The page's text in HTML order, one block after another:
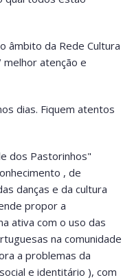
âmbito da Rede Cultura
atenção e
dias. Fiquem atentos
dos Pastorinhos"
, de
danças e da cultura
propor a
ativa com o uso das
na comunidade
a problemas da
e identitário ), com